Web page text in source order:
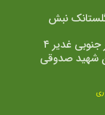
گلستانک نبش